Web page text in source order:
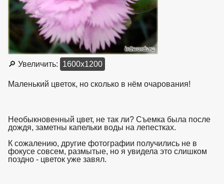
🔎 Увеличить: 1600x1200
Маленький цветок, но сколько в нём очарования!
Необыкновенный цвет, не так ли? Съемка была после
дождя, заметны капельки воды на лепестках.
К сожалению, другие фотографии получились не в
фокусе совсем, размытые, но я увидела это слишком
поздно - цветок уже завял.